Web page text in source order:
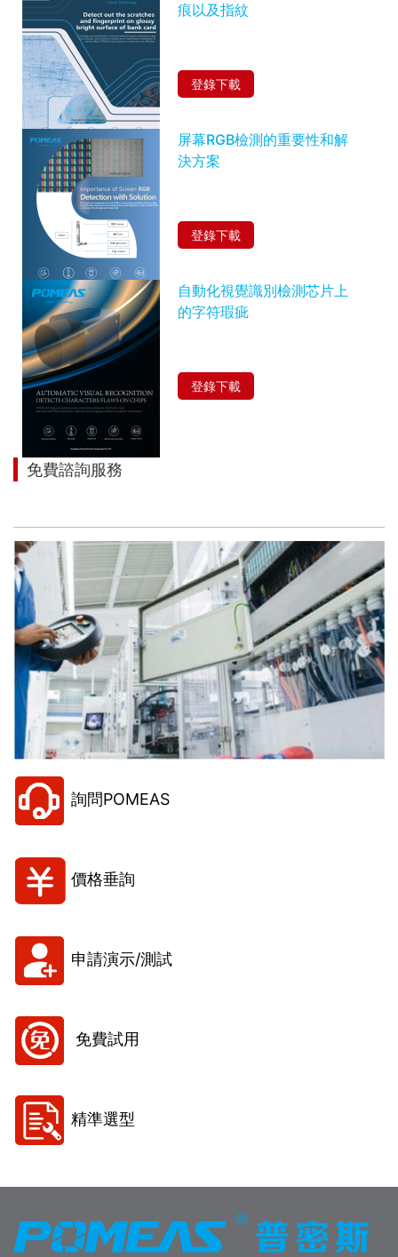
痕以及指紋
登錄下載
屏幕RGB檢測的重要性和解
決方案
登錄下載
自動化視覺識別檢測芯片上
的字符瑕疵
登錄下載
免費諮詢服務
詢問POMEAS
價格垂詢
申請演示/測試
免費試用
精準選型